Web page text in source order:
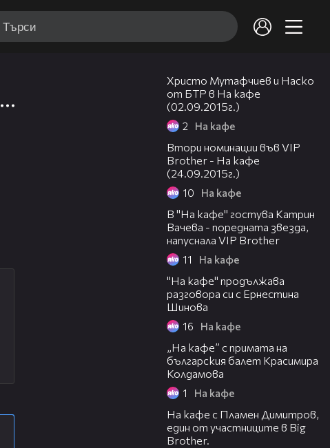
Христо Мутафчиев и Наско
от БТР в На кафе
(02.09.2015г.)
2 На кафе
Втори номинации във VIP
Brother - На кафе
(24.09.2015г.)
10 На кафе
В "На кафе" гостува Катрин
Вачева - поредната звезда,
напуснала VIP Brother
11 На кафе
"На кафе" продължава
разговора си с Ернестина
Шинова
16 На кафе
„На кафе” с примата на
българския балет Красимира
Колдамова
1 На кафе
На кафе с Пламен Димитров,
един от участниците в Big
Brother.